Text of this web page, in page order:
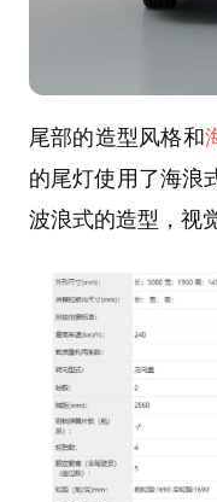
尾部的造型风格和
的尾灯使用了海浪
波浪式的造型，视